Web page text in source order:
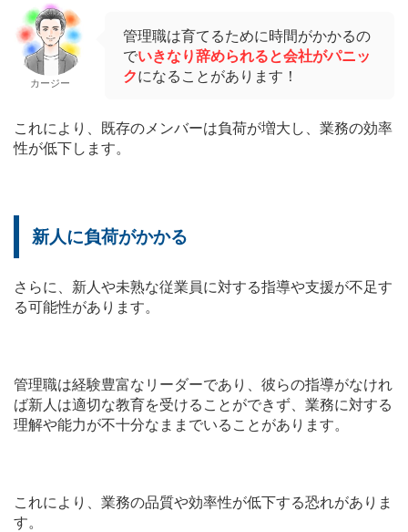
カージー
管理職は育てるために時間がかかるの
でいきなり辞められると会社がパニッ
クになることがあります！
これにより、既存のメンバーは負荷が増大し、業務の効率
性が低下します。
新人に負荷がかかる
さらに、新人や未熟な従業員に対する指導や支援が不足す
る可能性があります。
管理職は経験豊富なリーダーであり、彼らの指導がなけれ
ば新人は適切な教育を受けることができず、業務に対する
理解や能力が不十分なままでいることがあります。
これにより、業務の品質や効率性が低下する恐れがありま
す。